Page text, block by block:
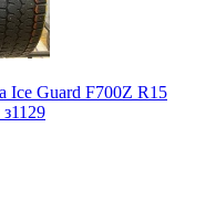
Guard F700Z R15